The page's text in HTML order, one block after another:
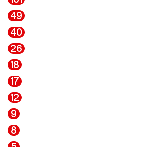
49
40
26
18
17
12
9
8